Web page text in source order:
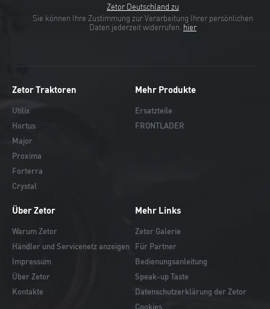
Zetor Deutschland zu
Sie können Ihre Zustimmung zur Verarbeitung Ihrer persönlichen
Daten jederzeit widerrufen. hier
Zetor Traktoren
Utilix
Hortus
Major
Proxima
Forterra
Crystal
Mehr Produkte
Ersatzteile
FRONTLADER
Über Zetor
Warum Zetor
Händler und Servicenetz anzeigen
Impressum
Über Zetor
Kontakte
Mehr Links
Zetor Galerie
Für Partner
Bedienungsanleitung
Speak-up Taste
Datenschutzerklärung der Zetor
Cookies